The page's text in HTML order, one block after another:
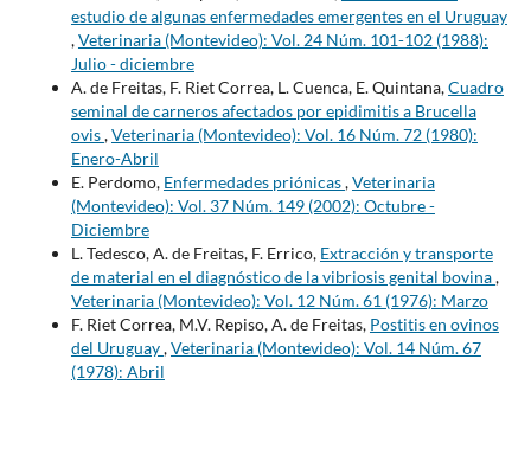
estudio de algunas enfermedades emergentes en el Uruguay
,Veterinaria (Montevideo): Vol. 24 Núm. 101-102 (1988):
Julio - diciembre
A. de Freitas, F. Riet Correa, L. Cuenca, E. Quintana,Cuadro
seminal de carneros afectados por epidimitis a Brucella
ovis,Veterinaria (Montevideo): Vol. 16 Núm. 72 (1980):
Enero-Abril
E. Perdomo, Enfermedades priónicas,Veterinaria
(Montevideo): Vol. 37 Núm. 149 (2002): Octubre -
Diciembre
L. Tedesco, A. de Freitas, F. Errico, Extracción y transporte
de material en el diagnóstico de la vibriosis genital bovina,
Veterinaria (Montevideo): Vol. 12 Núm. 61 (1976): Marzo
F. Riet Correa, M.V. Repiso, A. de Freitas, Postitis en ovinos
del Uruguay,Veterinaria (Montevideo): Vol. 14 Núm. 67
(1978): Abril